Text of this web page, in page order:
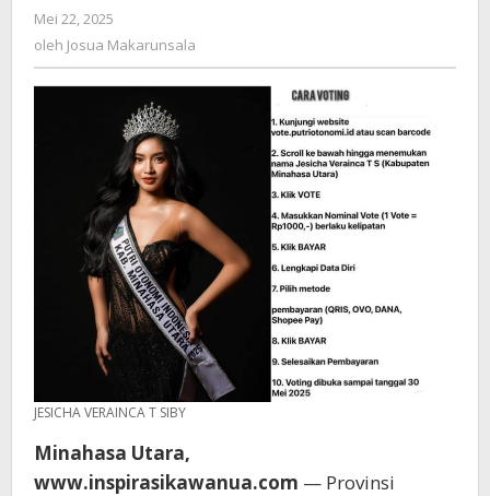
Mei 22, 2025
Josua
oleh Josua Makarunsala
JESICHA VERAINCA T SIBY
Minahasa Utara,
www.inspirasikawanua.com — Provinsi